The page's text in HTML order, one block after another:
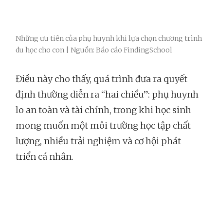
Những ưu tiên của phụ huynh khi lựa chọn chương trình
du học cho con | Nguồn: Báo cáo FindingSchool
Điều này cho thấy, quá trình đưa ra quyết
định thường diễn ra “hai chiều”: phụ huynh
lo an toàn và tài chính, trong khi học sinh
mong muốn một môi trường học tập chất
lượng, nhiều trải nghiệm và cơ hội phát
triển cá nhân.